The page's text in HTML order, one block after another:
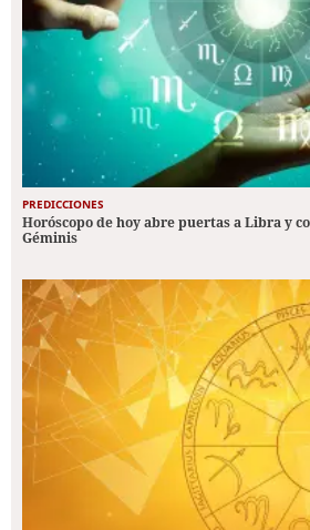
PREDICCIONES
Horóscopo de hoy abre puertas a Libra y
Géminis